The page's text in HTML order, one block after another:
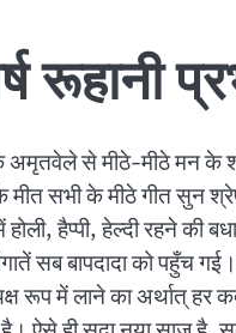
अमृतवेले से मीठे-मीठे मन
सभी के मीठे गीत सुन
हैप्पी, हेल्दी रहने की
सब बापदादा को पहुँच
रूप में लाने का